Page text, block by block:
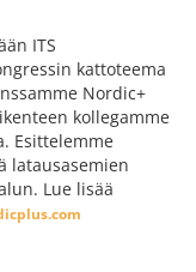
ITS
kattoteema
Nordic+
kollegamme
Esittelemme
latausasemien
Lue lisää